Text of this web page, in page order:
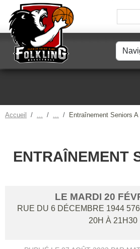
Accueil Entraînement Seniors A
ENTRAÎNEMENT
LE MARDI 20
RUE DU 6 DÉCEMBRE 1944
20H À 21H30
Panneau de gestion des cookies